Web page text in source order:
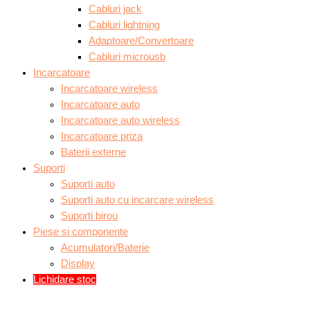
Cabluri jack
Cabluri lightning
Adaptoare/Convertoare
Cabluri microusb
Incarcatoare
Incarcatoare wireless
Incarcatoare auto
Incarcatoare auto wireless
Incarcatoare priza
Baterii externe
Suporti
Suporti auto
Suporti auto cu incarcare wireless
Suporti birou
Piese si componente
Acumulatori/Baterie
Display
Lichidare stoc